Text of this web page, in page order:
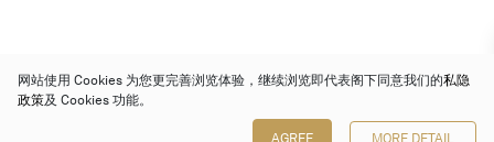
网站使用 Cookies 为您更完善浏览体验，继续浏览即代表阁下同意我们的私隐
政策及 Cookies 功能。
AGREE MORE DETAIL